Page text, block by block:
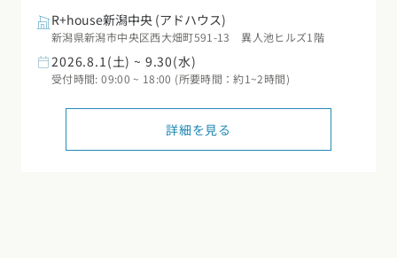
R+house新潟中央 (アドハウス)
新潟県新潟市中央区西大畑町591-13 異人池ヒルズ1階
2026.8.1(土) ~ 9.30(水)
受付時間: 09:00 ~ 18:00 (所要時間：約1~2時間)
詳細を見る